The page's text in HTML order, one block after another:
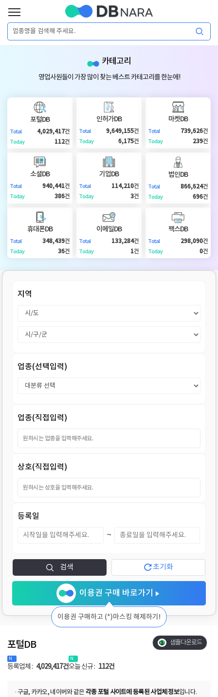
로
그
합
털
인
DB
인
휴
지역
업종(선택입력)
업종(직접입력)
상호(직접입력)
등록일
~
검색 초기화
이용권 구매 바로가기
이용권 구매하고 (*)마스킹 해제하기!
카테고리
영업사원들이 가장 많이 찾는 베스트 카테고리를 한눈에!
포털DB
Total 4,029,417건
Today 112건
인허가DB
Total 9,649,155건
Today 6,175건
마켓DB
Total 739,626건
Today 239건
소셜DB
Total 940,441건
Today 386건
기업DB
Total 114,210건
Today 3건
법인DB
Total 866,624건
Today 696건
휴대폰DB
Total 348,439건
Today 36건
이메일DB
Total 133,284건
Today 1건
팩스DB
Total 298,090건
Today 0건
포털DB
등록업체 : 4,029,417건오늘 신규 : 112건
샘플다운로드
· 구글, 카카오, 네이버와 같은 각종 포털 사이트에 등록된 사업체 정보입니다.